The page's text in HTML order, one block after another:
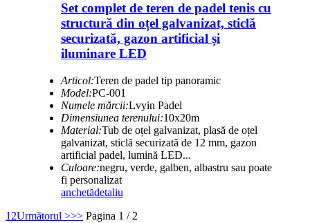
Set complet de teren de padel tenis cu
structură din oțel galvanizat, sticlă
securizată, gazon artificial și
iluminare LED
Articol:Teren de padel tip panoramic
Model:PC-001
Numele mărcii:Lvyin Padel
Dimensiunea terenului:10x20m
Material:Tub de oțel galvanizat, plasă de oțel
galvanizat, sticlă securizată de 12 mm, gazon
artificial padel, lumină LED...
Culoare:negru, verde, galben, albastru sau poate
fi personalizat
anchetădetaliu
1 2Următorul >>> Pagina 1 / 2